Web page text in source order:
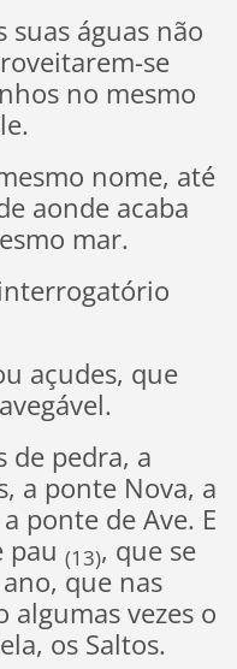
águas não
se
no mesmo
nome, até
aonde acaba
mar.
açudes, que
pedra, a
a ponte Nova, a
ponte de Ave. E
pau (13), que se
que nas
algumas vezes o
os Saltos.